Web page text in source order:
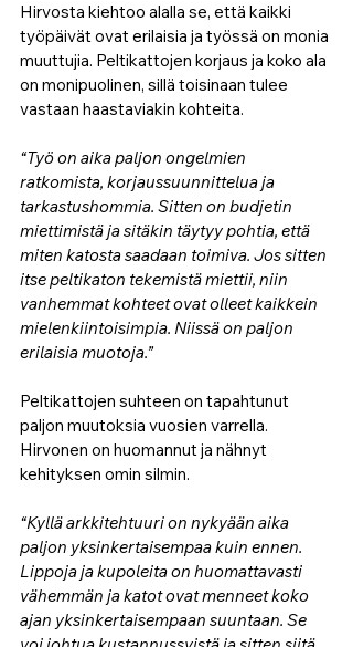
Hirvosta kiehtoo alalla se, että kaikki
työpäivät ovat erilaisia ja työssä on monia
muuttujia. Peltikattojen korjaus ja koko ala
on monipuolinen, sillä toisinaan tulee
vastaan haastaviakin kohteita.
“Työ on aika paljon ongelmien
ratkomista, korjaussuunnittelua ja
tarkastushommia. Sitten on budjetin
miettimistä ja sitäkin täytyy pohtia, että
miten katosta saadaan toimiva. Jos sitten
itse peltikaton tekemistä miettii, niin
vanhemmat kohteet ovat olleet kaikkein
mielenkiintoisimpia. Niissä on paljon
erilaisia muotoja.”
Peltikattojen suhteen on tapahtunut
paljon muutoksia vuosien varrella.
Hirvonen on huomannut ja nähnyt
kehityksen omin silmin.
“Kyllä arkkitehtuuri on nykyään aika
paljon yksinkertaisempaa kuin ennen.
Lippoja ja kupoleita on huomattavasti
vähemmän ja katot ovat menneet koko
ajan yksinkertaisempaan suuntaan. Se